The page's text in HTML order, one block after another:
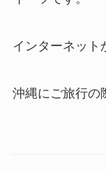
インターネット
沖縄にご旅行の